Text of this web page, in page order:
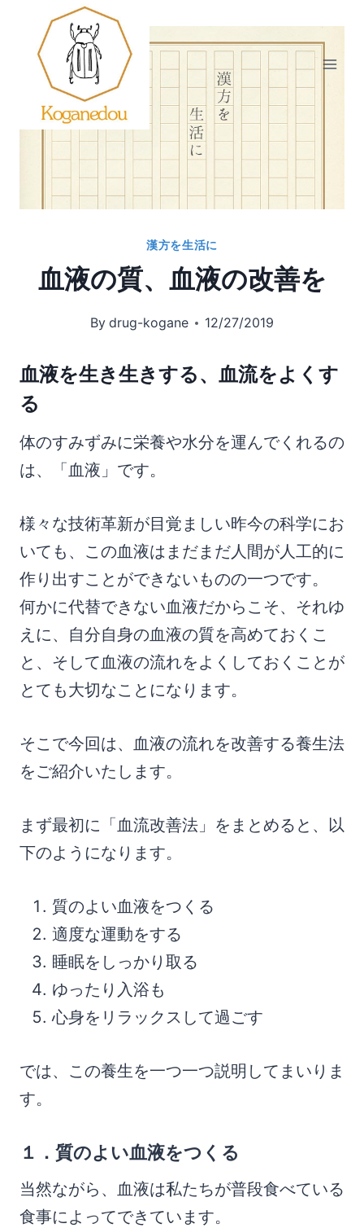
漢方を生活に
血液の質、血液の改善を
By drug-kogane 12/27/2019
血液を生き生きする、血流をよくす
る
体のすみずみに栄養や水分を運んでくれるの
は、「血液」です。
様々な技術革新が目覚ましい昨今の科学にお
いても、この血液はまだまだ人間が人工的に
作り出すことができないものの一つです。
何かに代替できない血液だからこそ、それゆ
えに、自分自身の血液の質を高めておくこ
と、そして血液の流れをよくしておくことが
とても大切なことになります。
そこで今回は、血液の流れを改善する養生法
をご紹介いたします。
まず最初に「血流改善法」をまとめると、以
下のようになります。
質のよい血液をつくる
適度な運動をする
睡眠をしっかり取る
ゆったり入浴も
心身をリラックスして過ごす
では、この養生を一つ一つ説明してまいりま
す。
１．質のよい血液をつくる
当然ながら、血液は私たちが普段食べている
食事によってできています。